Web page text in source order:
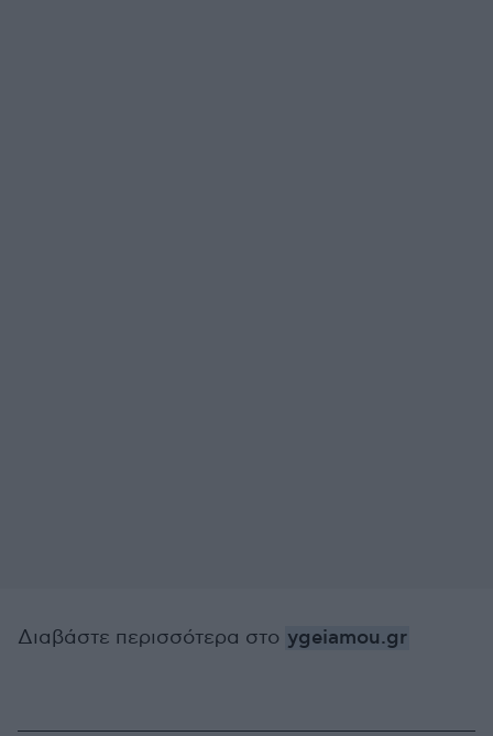
Διαβάστε περισσότερα στο ygeiamou.gr